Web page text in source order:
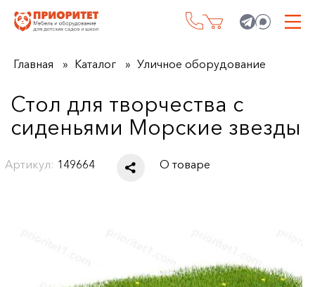
Главная Каталог Уличное оборудование
Стол для творчества с
сиденьями Морские звезды
Артикул: 149664 О товаре